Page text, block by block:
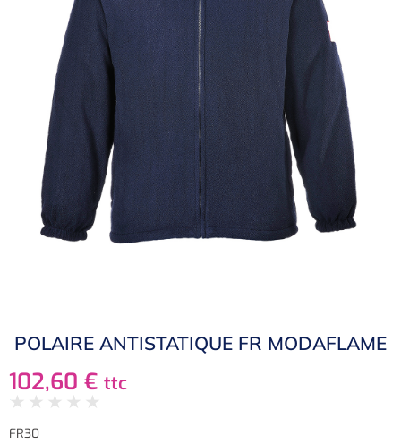
POLAIRE ANTISTATIQUE FR MODAFLAME
102,60 € ttc
★ ★ ★ ★ ★
FR30